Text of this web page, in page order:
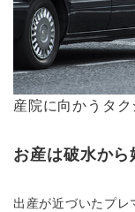
産院に向かうタ
お産は破水か
出産が近づいたプ